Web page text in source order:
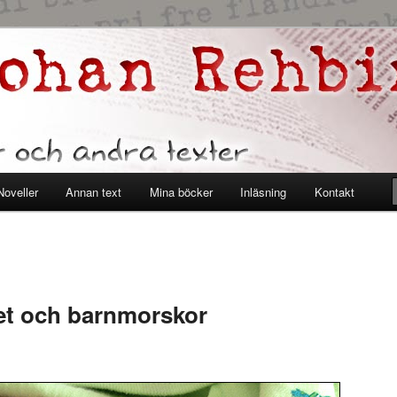
Annan text Mina böcker Inläsning Kontakt
och barnmorskor